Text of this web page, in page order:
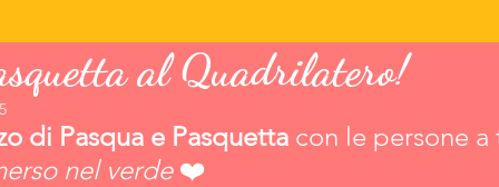
al Quadrilatero!
di Pasqua e Pasquetta con le persone
nel verde ❤️